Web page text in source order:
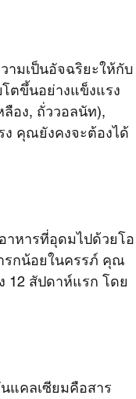
มเป็นอัจฉริยะให้กับ
ตขึ้นอย่างแข็งแรง
อง, ถั่ววอลนัท),
คุณยังคงจะต้องได้
หารที่อุดมไปด้วยโอ
รกน้อยในครรภ์ คุณ
12 สัปดาห์แรก โดย
แคลเซียมคือสาร